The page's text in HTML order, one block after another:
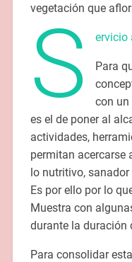
vegetación que
S ervicio
Para
con un
es el de poner al
actividades,
permitan acercarse
lo nutritivo,
Es por ello por lo
Muestra con
durante la duración
Para consolidar